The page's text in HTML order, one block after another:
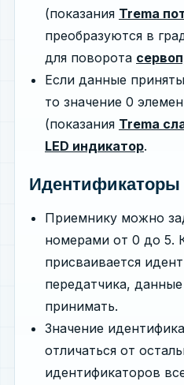
(показания Trema
преобразуются в
для поворота
Если данные
то значение 0
(показания Trema
LED индикатор.
Идентификаторы
Приемнику можно
номерами от 0 до 5.
присваивается
передатчика,
принимать.
Значение
отличаться от
идентификаторов